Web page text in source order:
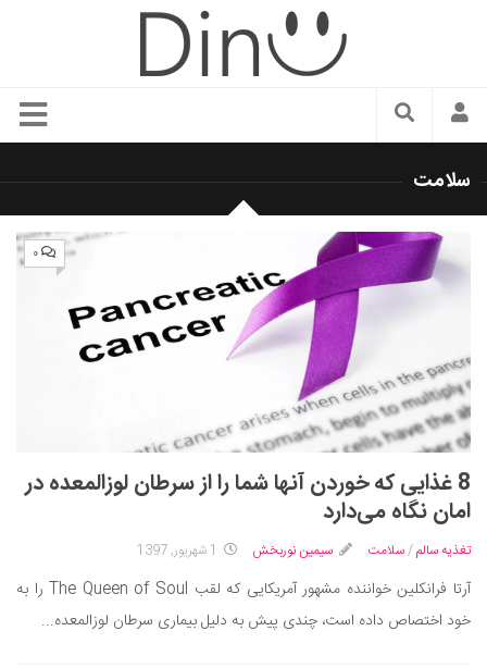
سبک زندگی
زیبایی و آرایش
شیک پوشی
دکوراسیون و چیدمان
رستوران گردی
آشپزی
سفر و گردشگری
ایران گردی
جهان گردی
موفقیت و مهارت‌های فردی
سلامت
۰
8 غذایی که خوردن آنها شما را از سرطان لوزالمعده در
امان نگاه می‌دارد
تغذیه سالم/سلامت سیمین نوربخش 1 شهریور, 1397
آرتا فرانکلین خواننده مشهور آمریکایی که لقب The Queen of Soul را به
خود اختصاص داده است، چندی پیش به دلیل بیماری سرطان لوزالمعده...